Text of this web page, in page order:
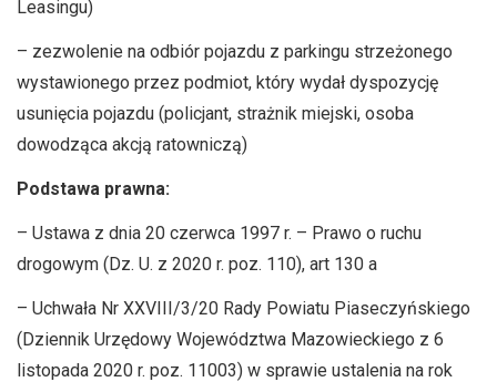
Leasingu)
– zezwolenie na odbiór pojazdu z parkingu strzeżonego
wystawionego przez podmiot, który wydał dyspozycję
usunięcia pojazdu (policjant, strażnik miejski, osoba
dowodząca akcją ratowniczą)
Podstawa prawna:
– Ustawa z dnia 20 czerwca 1997 r. – Prawo o ruchu
drogowym (Dz. U. z 2020 r. poz. 110), art 130 a
– Uchwała Nr XXVIII/3/20 Rady Powiatu Piaseczyńskiego
(Dziennik Urzędowy Województwa Mazowieckiego z 6
listopada 2020 r. poz. 11003) w sprawie ustalenia na rok